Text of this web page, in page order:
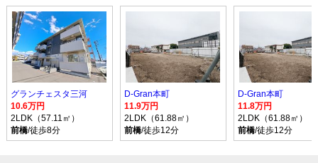
グランチェスタ三河
10.6万円
2LDK（57.11㎡）
前橋/徒歩8分
D-Gran本町
11.9万円
2LDK（61.88㎡）
前橋/徒歩12分
D-Gran本町
11.8万円
2LDK（61.88㎡）
前橋/徒歩12分